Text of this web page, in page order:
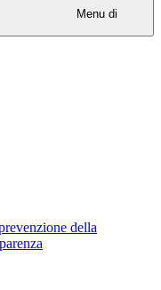
Menu di
della